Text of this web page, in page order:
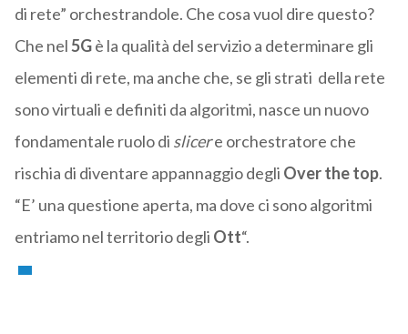
di rete” orchestrandole. Che cosa vuol dire questo?
Che nel5Gè la qualità del servizio a determinare gli
elementi di rete, ma anche che, se gli strati della rete
sono virtuali e definiti da algoritmi, nasce un nuovo
fondamentale ruolo di slicere orchestratore che
rischia di diventare appannaggio degli Over the top.
“E’ una questione aperta, ma dove ci sono algoritmi
entriamo nel territorio degli Ott“.